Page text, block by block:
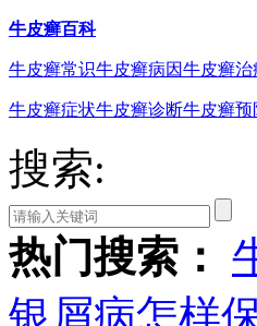
牛皮癣百科
牛皮癣常识牛皮癣病因牛皮癣治
牛皮癣症状牛皮癣诊断牛皮癣预
搜索:
热门搜索：
银屑病怎样